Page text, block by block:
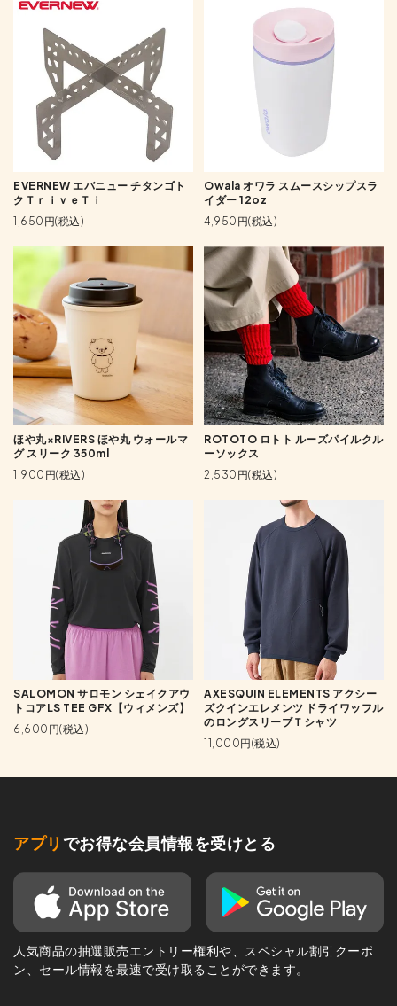
EVERNEW エバニュー チタンゴト
クＴｒｉｖｅＴｉ
1,650円(税込)
Owala オワラ スムースシップスラ
イダー 12oz
4,950円(税込)
ほや丸×RIVERS ほや丸 ウォールマ
グ スリーク 350ml
1,900円(税込)
ROTOTO ロトト ルーズパイルクル
ーソックス
2,530円(税込)
SALOMON サロモン シェイクアウ
トコアLS TEE GFX【ウィメンズ】
6,600円(税込)
AXESQUIN ELEMENTS アクシー
ズクインエレメンツ ドライワッフル
のロングスリーブＴシャツ
11,000円(税込)
アプリ でお得な会員情報を受けとる
人気商品の抽選販売エントリー権利や、スペシャル割引クーポ
ン、セール情報を最速で受け取ることができます。